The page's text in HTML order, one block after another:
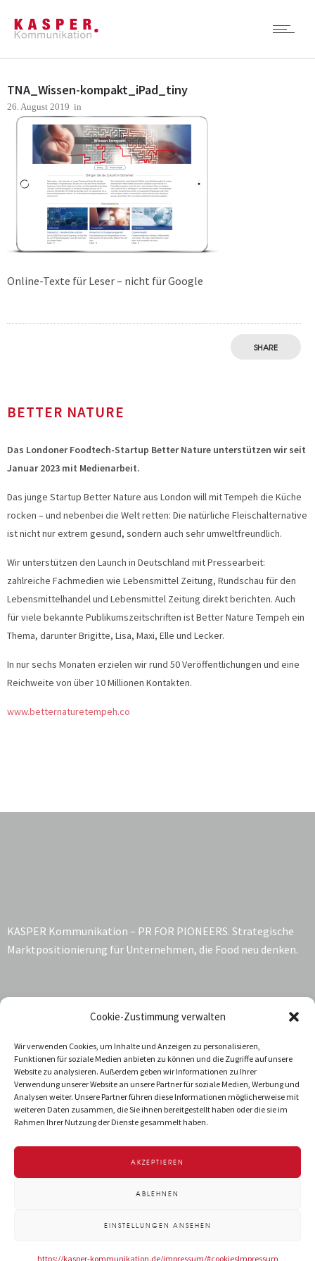
Cookie-Zustimmung verwalten
Wir verwenden Cookies, um Inhalte und Anzeigen zu personalisieren,
Funktionen für soziale Medien anbieten zu können und die Zugriffe auf unsere
Website zu analysieren. Außerdem geben wir Informationen zu Ihrer
Verwendung unserer Website an unsere Partner für soziale Medien, Werbung und
Analysen weiter. Unsere Partner führen diese Informationen möglicherweise mit
weiteren Daten zusammen, die Sie ihnen bereitgestellt haben oder die sie im
Rahmen Ihrer Nutzung der Dienste gesammelt haben.
AKZEPTIEREN
ABLEHNEN
EINSTELLUNGEN ANSEHEN
https://kasper-kommunikation.de/impressum/#cookiesImpressum
TNA_Wissen-kompakt_iPad_tiny
26. August 2019 in
Online-Texte für Leser – nicht für Google
SHARE
BETTER NATURE
Das Londoner Foodtech-Startup Better Nature unterstützen wir seit
Januar 2023 mit Medienarbeit.
Das junge Startup Better Nature aus London will mit Tempeh die Küche
rocken – und nebenbei die Welt retten: Die natürliche Fleischalternative
ist nicht nur extrem gesund, sondern auch sehr umweltfreundlich.
Wir unterstützen den Launch in Deutschland mit Pressearbeit:
zahlreiche Fachmedien wie Lebensmittel Zeitung, Rundschau für den
Lebensmittelhandel und Lebensmittel Zeitung direkt berichten. Auch
für viele bekannte Publikumszeitschriften ist Better Nature Tempeh ein
Thema, darunter Brigitte, Lisa, Maxi, Elle und Lecker.
In nur sechs Monaten erzielen wir rund 50 Veröffentlichungen und eine
Reichweite von über 10 Millionen Kontakten.
www.betternaturetempeh.co
KASPER Kommunikation – PR FOR PIONEERS. Strategische
Marktpositionierung für Unternehmen, die Food neu denken.
Katrin Kasper
Jarrestraße 68
22303 Hamburg
Deutschland
T +49 40 288 034-92
info@kasper-kommunikation.de
IMPRESSUM